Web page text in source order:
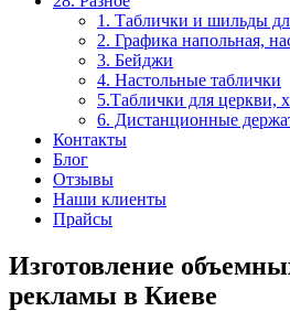
1. Таблички и шильды
2. Графика напольная,
3. Бейджи
4. Настольные таблички
5.Таблички для церкви,
6. Дистанционные
Контакты
Блог
Отзывы
Наши клиенты
Прайсы
Изготовление
рекламы в Киеве